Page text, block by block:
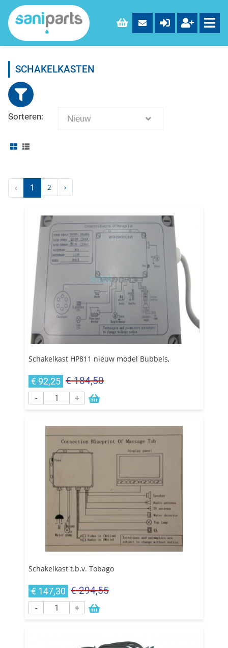
SCHAKELKASTEN
Sorteren: Nieuw
‹ 1 2 ›
Schakelkast HP811 nieuw model Bubbels,
€ 92,25 € 184,50
- +
Schakelkast t.b.v. Tobago
€ 147,30 € 294,55
- +